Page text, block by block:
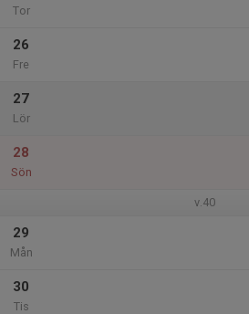
Tor
26
Fre
27
Lör
28
Sön
v.40
29
Mån
30
Tis